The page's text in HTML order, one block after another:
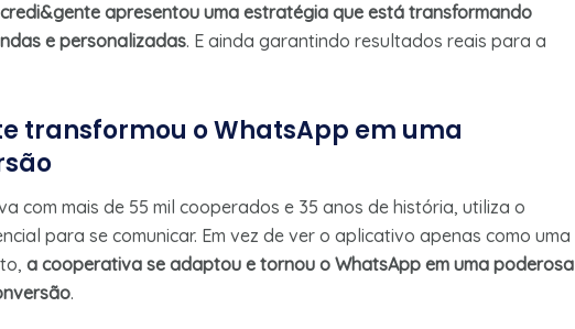
apresentou uma estratégia que está transformando
e personalizadas. E ainda garantindo resultados reais para a
transformou o WhatsApp em uma
com mais de 55 mil cooperados e 35 anos de história, utiliza o
para se comunicar. Em vez de ver o aplicativo apenas como uma
a cooperativa se adaptou e tornou o WhatsApp em uma poderosa
.